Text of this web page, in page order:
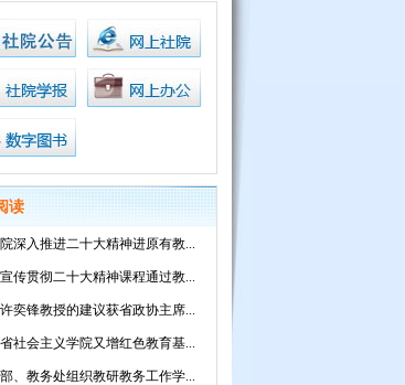
读
深入推进二十大精神进原有教...
传贯彻二十大精神课程通过教...
奕锋教授的建议获省政协主席...
社会主义学院又增红色教育基...
、教务处组织教研教务工作学...